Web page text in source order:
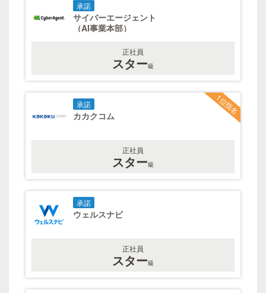
承諾
サイバーエージェント
（AI事業本部）
正社員
スター級
1位指名
承諾
カカクコム
正社員
スター級
承諾
ウェルスナビ
正社員
スター級